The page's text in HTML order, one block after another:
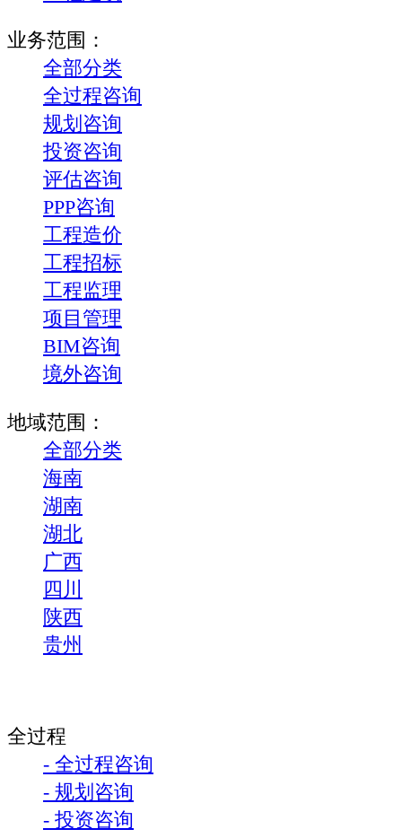
业务范围：
全部分类
全过程咨询
规划咨询
投资咨询
评估咨询
PPP咨询
工程造价
工程招标
工程监理
项目管理
BIM咨询
境外咨询
地域范围：
全部分类
海南
湖南
湖北
广西
四川
陕西
贵州
全过程
- 全过程咨询
- 规划咨询
- 投资咨询